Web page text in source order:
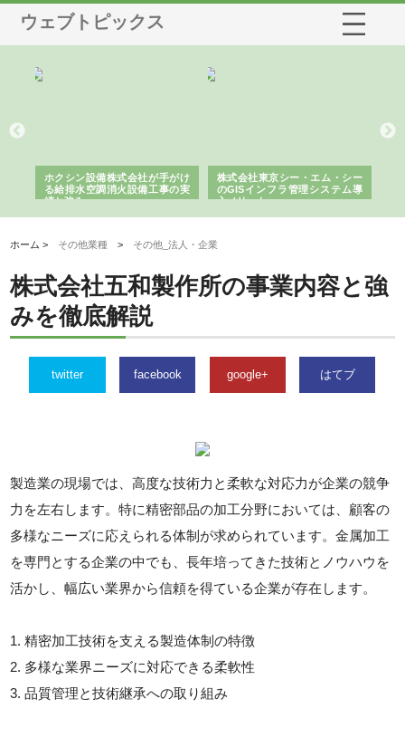
ウェブトピックス
ホクシン設備株式会社が手がけ
る給排水空調消火設備工事の実
績と強み
株式会社東京シー・エム・シー
のGISインフラ管理システム導
入メリット
ホーム > その他業種 > その他_法人・企業
株式会社五和製作所の事業内容と強
みを徹底解説
twitter facebook google+ はてブ
製造業の現場では、高度な技術力と柔軟な対応力が企業の競争
力を左右します。特に精密部品の加工分野においては、顧客の
多様なニーズに応えられる体制が求められています。金属加工
を専門とする企業の中でも、長年培ってきた技術とノウハウを
活かし、幅広い業界から信頼を得ている企業が存在します。
1. 精密加工技術を支える製造体制の特徴
2. 多様な業界ニーズに対応できる柔軟性
3. 品質管理と技術継承への取り組み